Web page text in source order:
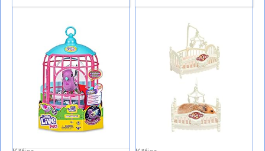
hängende Höhle für
Meerschweinchen,
Hasen, Igel, 3 Stück